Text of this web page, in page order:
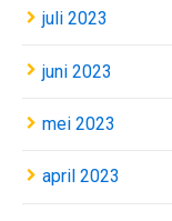
juli 2023
juni 2023
mei 2023
april 2023